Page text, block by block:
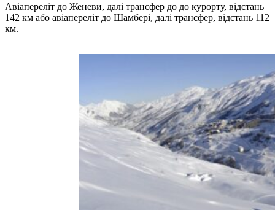
Авіапереліт до Женеви, далі трансфер до до курорту, відстань
142 км або авіапереліт до Шамбері, далі трансфер, відстань 112
км.